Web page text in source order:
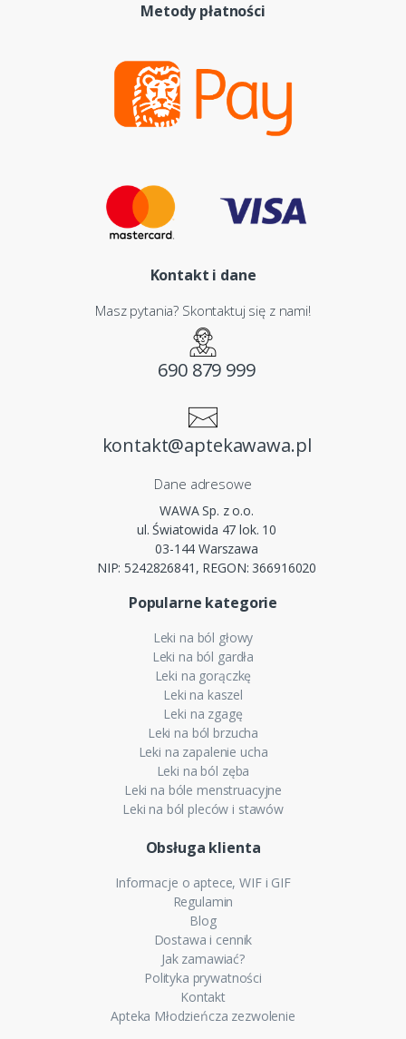
Metody płatności
Kontakt i dane
Masz pytania? Skontaktuj się z nami!
690 879 999
kontakt@aptekawawa.pl
Dane adresowe
WAWA Sp. z o.o.
ul. Światowida 47 lok. 10
03-144 Warszawa
NIP: 5242826841, REGON: 366916020
Popularne kategorie
Leki na ból głowy
Leki na ból gardła
Leki na gorączkę
Leki na kaszel
Leki na zgagę
Leki na ból brzucha
Leki na zapalenie ucha
Leki na ból zęba
Leki na bóle menstruacyjne
Leki na ból pleców i stawów
Obsługa klienta
Informacje o aptece, WIF i GIF
Regulamin
Blog
Dostawa i cennik
Jak zamawiać?
Polityka prywatności
Kontakt
Apteka Młodzieńcza zezwolenie